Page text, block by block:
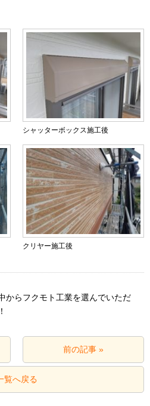
シャッターボックス施工後
クリヤー施工後
からフクモト工業を選んでいただ
前の記事 »
覧へ戻る